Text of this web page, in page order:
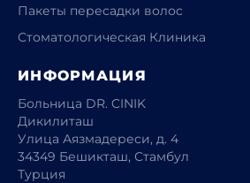
Пакеты пересадки волос
Стоматологическая Клиника
ИНФОРМАЦИЯ
Больница DR. CINIK
Дикилиташ
Улица Аязмадереси, д. 4
34349 Бешикташ, Стамбул
Турция